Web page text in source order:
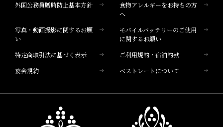
ホテル一覧
外国公務員贈賄防止基本方針
食物アレルギーをお持ちの方
へ
写真・動画撮影に関するお願
い
モバイルバッテリーのご使用
に関するお願い
特定商取引法に基づく表示
ご利用規約・宿泊約款
宴会規約
ベストレートについて